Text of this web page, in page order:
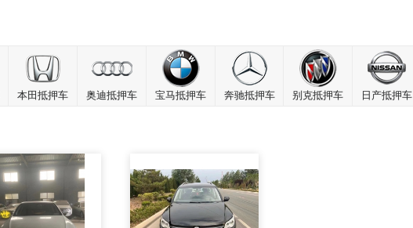
本田抵押车 奥迪抵押车 宝马抵押车 奔驰抵押车 别克抵押车 日产抵押车